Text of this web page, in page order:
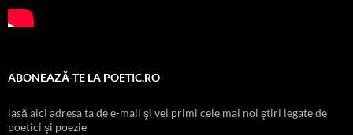
ABONEAZĂ-TE LA POETIC.RO
lasă aici adresa ta de e-mail şi vei primi cele mai noi ştiri legate de
poetici şi poezie